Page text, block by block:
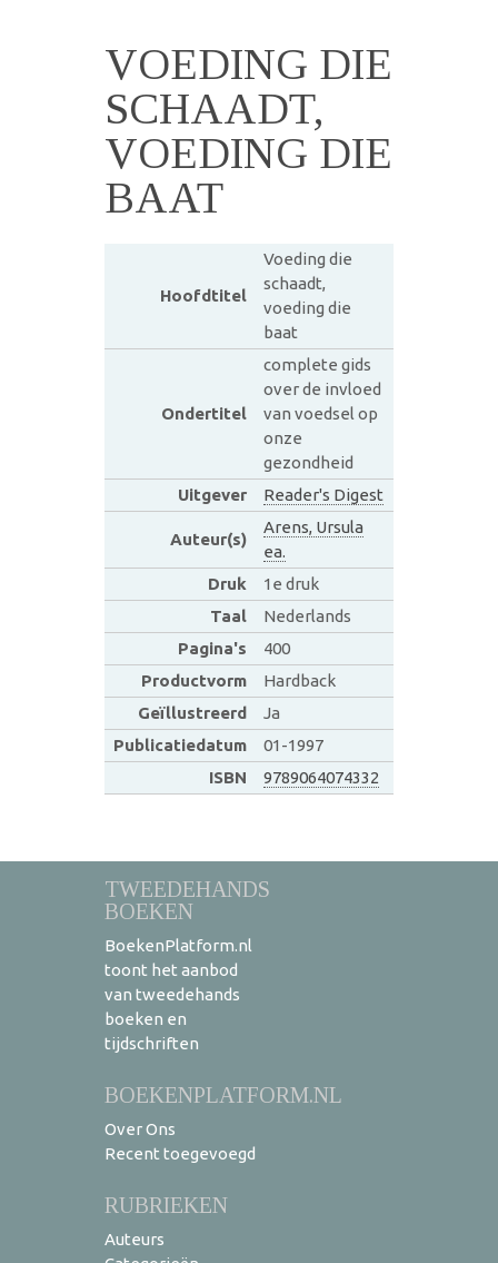
VOEDING DIE
SCHAADT,
VOEDING DIE
BAAT
Hoofdtitel
Voeding die
schaadt,
voeding die
baat
Ondertitel
complete gids
over de invloed
van voedsel op
onze
gezondheid
Uitgever
Reader's Digest
Auteur(s)
Arens, Ursula
ea.
Druk
1e druk
Taal
Nederlands
Pagina's
400
Productvorm
Hardback
Geïllustreerd
Ja
Publicatiedatum
01-1997
ISBN
9789064074332
TWEEDEHANDS
BOEKEN
BoekenPlatform.nl
toont het aanbod
van tweedehands
boeken en
tijdschriften
BOEKENPLATFORM.NL
Over Ons
Recent toegevoegd
RUBRIEKEN
Auteurs